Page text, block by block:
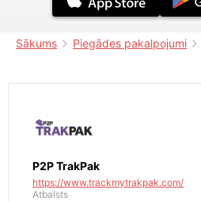
Sākums Piegādes pakalpojumi
P2P TrakPak
https://www.trackmytrakpak.com/
Atbalsts